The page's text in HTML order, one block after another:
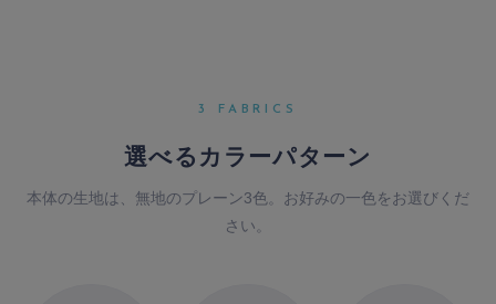
3 FABRICS
選べるカラーパターン
本体の生地は、無地のプレーン3色。お好みの一色をお選びくだ
さい。